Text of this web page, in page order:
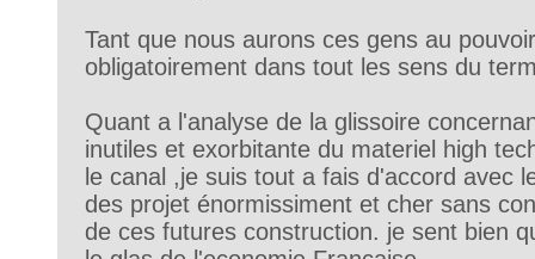
Tant que nous aurons ces gens au
obligatoirement dans tout les sens du
Quant a l'analyse de la glissoire
inutiles et exorbitante du materiel high
le canal ,je suis tout a fais d'accord avec
des projet énormissiment et cher sans
de ces futures construction. je sent bien